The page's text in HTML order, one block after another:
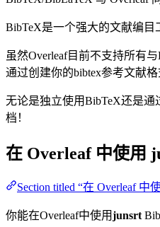
BibTeX是一个强大的文献编目
虽然Overleaf目前不支持所有
通过创建你的bibtex参考文献
无论是独立使用BibTeX还是通
档！
在 Overleaf 中使用
Section titled “在 Overleaf 中
你能在Overleaf中使用junsrt